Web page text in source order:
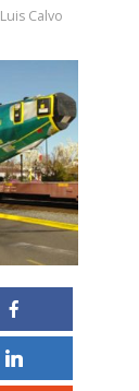
Luis Calvo